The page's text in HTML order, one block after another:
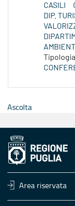
CASILI
DIP.
Ascolta
Area riservata